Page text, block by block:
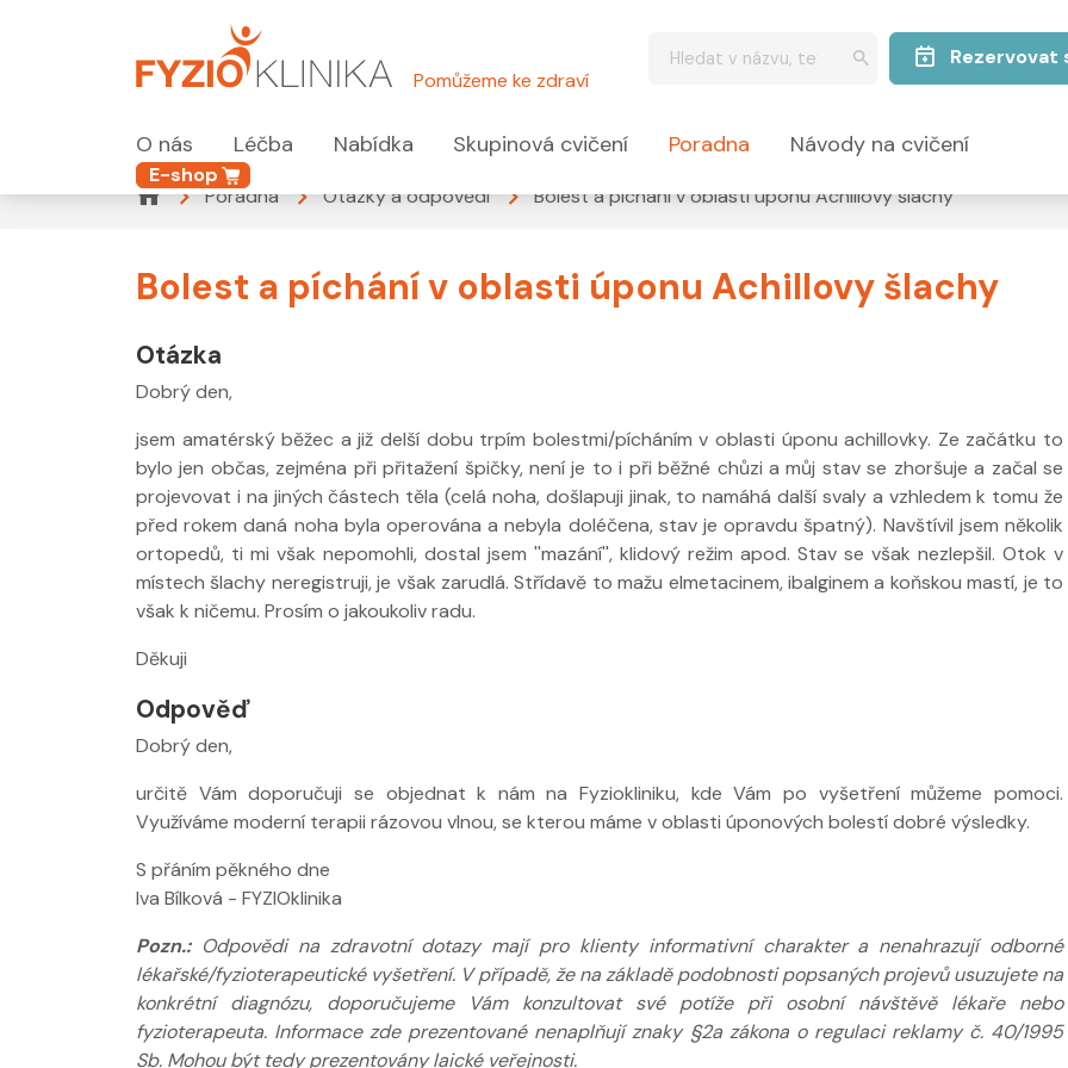
Pomůžeme ke zdraví
Rezervovat
O nás Léčba Nabídka Skupinová cvičení Poradna Návody na cvičení
E-shop
Poradna
Otázky a odpovědi Bolest a píchání v oblasti úponu Achillovy šlachy
Bolest a píchání v oblasti úponu Achillovy šlachy
Otázka
Dobrý den,
jsem amatérský běžec a již delší dobu trpím bolestmi/pícháním v oblasti úponu achillovky. Ze začátku to
bylo jen občas, zejména při přitažení špičky, není je to i při běžné chůzi a můj stav se zhoršuje a začal se
projevovat i na jiných částech těla (celá noha, došlapuji jinak, to namáhá další svaly a vzhledem k tomu že
před rokem daná noha byla operována a nebyla doléčena, stav je opravdu špatný). Navštívil jsem několik
ortopedů, ti mi však nepomohli, dostal jsem ''mazání'', klidový režim apod. Stav se však nezlepšil. Otok v
místech šlachy neregistruji, je však zarudlá. Střídavě to mažu elmetacinem, ibalginem a koňskou mastí, je to
však k ničemu. Prosím o jakoukoliv radu.
Děkuji
Odpověď
Dobrý den,
určitě Vám doporučuji se objednat k nám na Fyziokliniku, kde Vám po vyšetření můžeme pomoci.
Využíváme moderní terapii rázovou vlnou, se kterou máme v oblasti úponových bolestí dobré výsledky.
S přáním pěkného dne
Iva Bílková - FYZIOklinika
Pozn.:Odpovědi na zdravotní dotazy mají pro klienty informativní charakter a nenahrazují odborné
lékařské/fyzioterapeutické vyšetření. V případě, že na základě podobnosti popsaných projevů usuzujete na
konkrétní diagnózu, doporučujeme Vám konzultovat své potíže při osobní návštěvě lékaře nebo
fyzioterapeuta. Informace zde prezentované nenaplňují znaky §2a zákona o regulaci reklamy č. 40/1995
Sb. Mohou být tedy prezentovány laické veřejnosti.
Nabídka léčby ve
Nabídka masáží
Nabídka masáží